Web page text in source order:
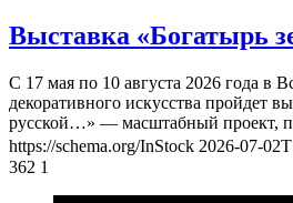
Выставка «Богатырь
С 17 мая по 10 августа 2026 года в
декоративного искусства пройдет
русской…» — масштабный проект,
https://schema.org/InStock 2026-07-
362 1